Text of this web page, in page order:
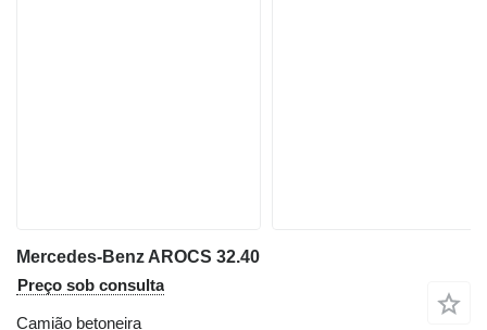
Mercedes-Benz AROCS 32.40
Preço sob consulta
Camião betoneira